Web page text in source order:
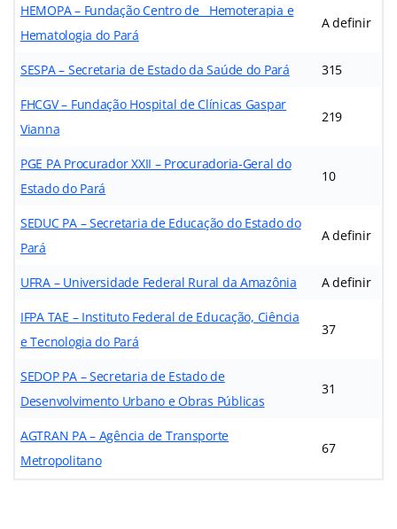
HEMOPA – Fundação Centro de Hemoterapia e
Hematologia do Pará
A definir
SESPA – Secretaria de Estado da Saúde do Pará 315
FHCGV – Fundação Hospital de Clínicas Gaspar
Vianna
219
PGE PA Procurador XXII – Procuradoria-Geral do
Estado do Pará
10
SEDUC PA – Secretaria de Educação do Estado do
Pará
A definir
UFRA – Universidade Federal Rural da Amazônia A definir
IFPA TAE – Instituto Federal de Educação, Ciência
e Tecnologia do Pará
37
SEDOP PA – Secretaria de Estado de
Desenvolvimento Urbano e Obras Públicas
31
AGTRAN PA – Agência de Transporte
Metropolitano
67